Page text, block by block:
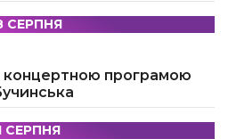
СЕРПНЯ
концертною програмою
СЕРПНЯ